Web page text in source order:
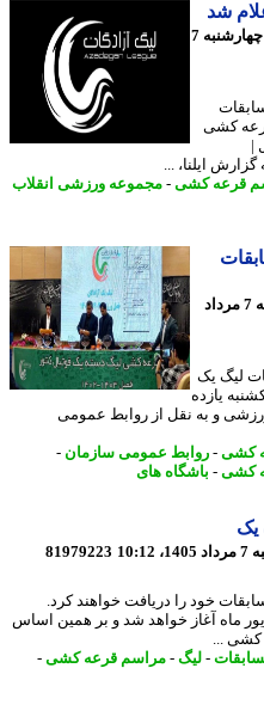
شد
9 روز پیش - چهارشنبه 7
کشی
کشی-مجموعه ورزشی انقلاب
- چهارشنبه 7 مرداد
یک
روز یکشنبه یازده
و به نقل از روابط عمومی
-روابط عمومی سازمان -
-باشگاه های
81979223
خود را دریافت خواهند کرد.
آغاز خواهد شد و بر همین اساس
...
-لیگ-مراسم قرعه کشی-